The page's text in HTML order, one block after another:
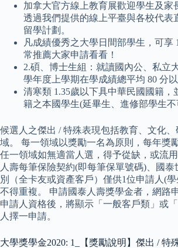
加拿大官方線上教育展歡迎學生及家
透過我們提供的線上平臺與各校代表
留學計劃。
凡成績優秀之大學日間部學生，可享
常推薦大家申請看看！
2.碩、博士生組：就讀國內公、私立
學年度上學期在學成績總平均 80 分以
清寒類 1.35歲以下具中華民國國籍，
籍之本國學生(延畢生、進修部學生不
候選人之傑出 / 特殊表現包括教育、文化
域。 每一領域以獎勵一名為原則，每年獎
任一領域如無適當人選，得予從缺，或流
人壽每筆保險契約(即每筆保單號碼)、國
別（全卡友或資產客戶）僅供1位申請人(
不得重複。 申請國泰人壽獎學金者，網路
申請人資格後，將顯示「一般客戶類」或
人擇一申請。
大學獎學金2020: 1_【獎勵說明】傑出 / 特